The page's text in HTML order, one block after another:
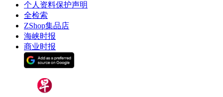
个人资料保护声明
全检索
ZShop集品店
海峡时报
商业时报